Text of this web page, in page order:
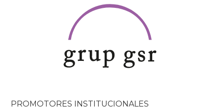
PROMOTORES INSTITUCIONALES